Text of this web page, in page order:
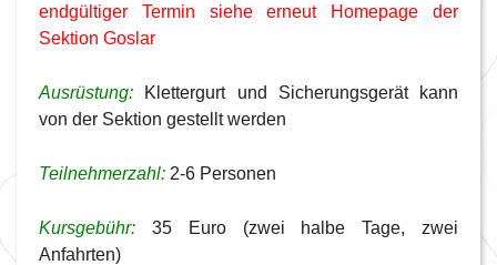
endgültiger Termin siehe erneut Homepage der
Sektion Goslar
Ausrüstung: Klettergurt und Sicherungsgerät kann
von der Sektion gestellt werden
Teilnehmerzahl: 2-6 Personen
Kursgebühr: 35 Euro (zwei halbe Tage, zwei
Anfahrten)